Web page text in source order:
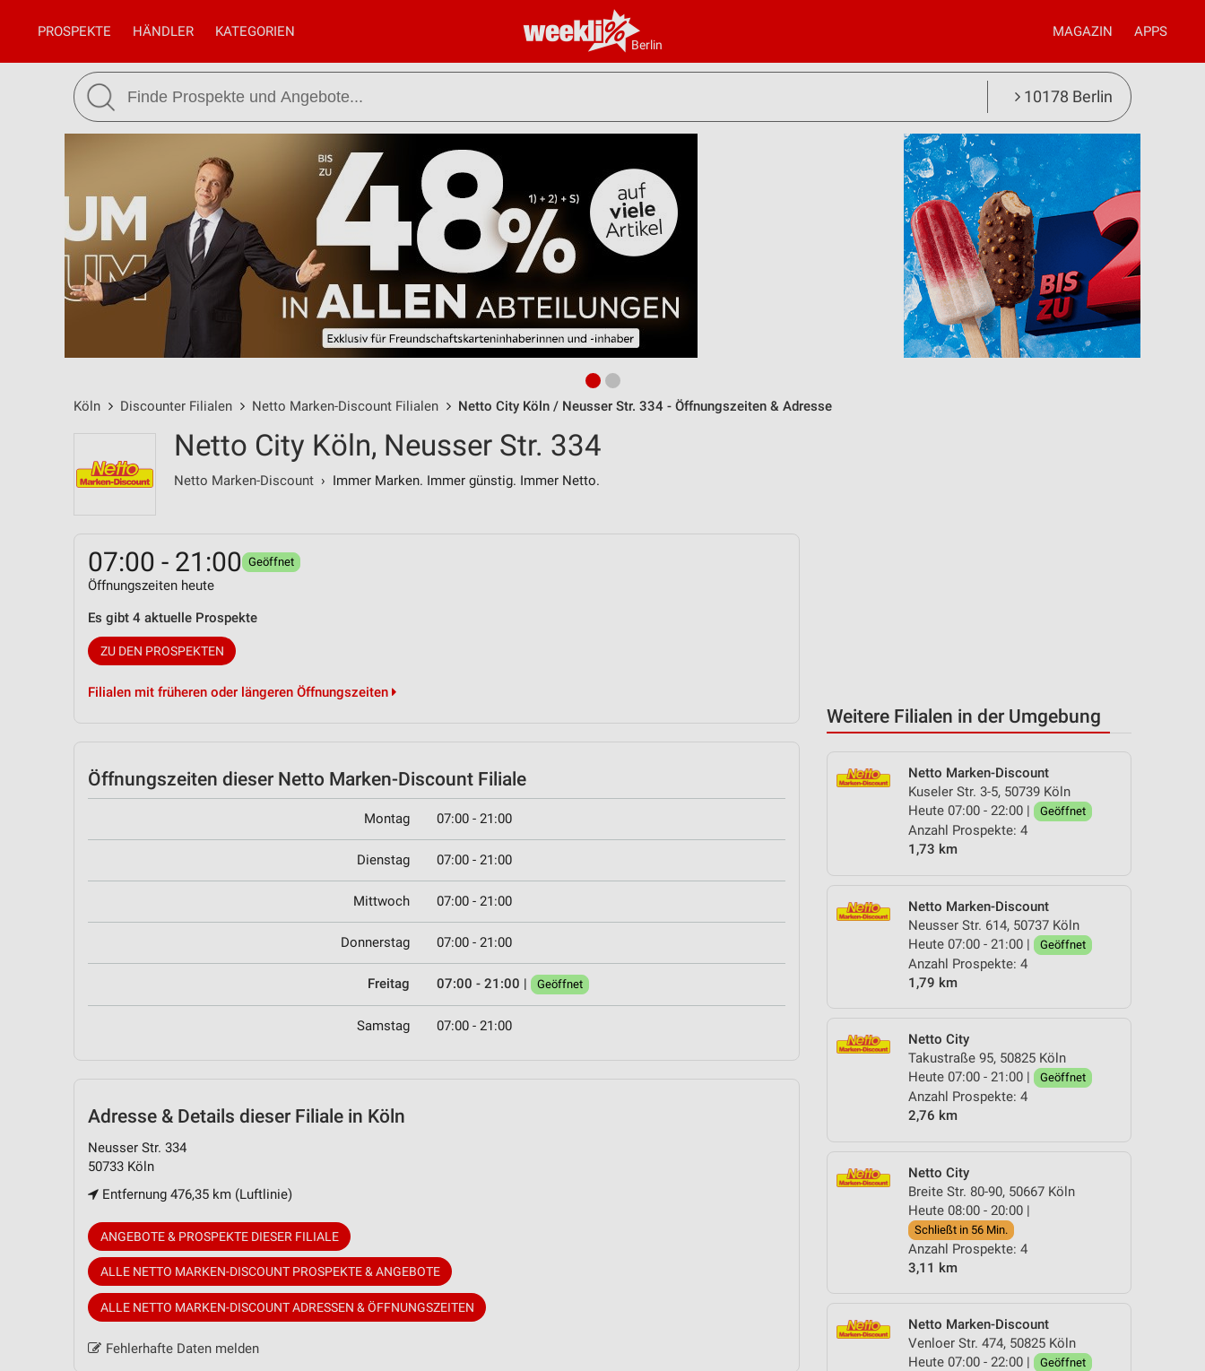
Berlin
PROSPEKTE HÄNDLER KATEGORIEN MAGAZIN APPS
10178 Berlin
Köln Discounter Filialen Netto Marken-Discount Filialen Netto City Köln / Neusser Str. 334 - Öffnungszeiten & Adresse
Weitere Filialen in der Umgebung
Netto Marken-Discount
Kuseler Str. 3-5, 50739 Köln
Heute 07:00 - 22:00 |
Geöffnet
Anzahl Prospekte: 4
1,73 km
Netto Marken-Discount
Neusser Str. 614, 50737 Köln
Heute 07:00 - 21:00 |
Geöffnet
Anzahl Prospekte: 4
1,79 km
Netto City
Takustraße 95, 50825 Köln
Heute 07:00 - 21:00 |
Geöffnet
Anzahl Prospekte: 4
2,76 km
Netto City
Breite Str. 80-90, 50667 Köln
Heute 08:00 - 20:00 |
Schließt in 56 Min.
Anzahl Prospekte: 4
3,11 km
Netto Marken-Discount
Venloer Str. 474, 50825 Köln
Heute 07:00 - 22:00 |
Geöffnet
Netto City Köln, Neusser Str. 334
Netto Marken-Discount › Immer Marken. Immer günstig. Immer Netto.
07:00 - 21:00 Geöffnet
Öffnungszeiten heute
Es gibt 4 aktuelle Prospekte
ZU DEN PROSPEKTEN
Filialen mit früheren oder längeren Öffnungszeiten
Öffnungszeiten dieser Netto Marken-Discount Filiale
Montag 07:00 - 21:00
Dienstag 07:00 - 21:00
Mittwoch 07:00 - 21:00
Donnerstag 07:00 - 21:00
Freitag 07:00 - 21:00 | Geöffnet
Samstag 07:00 - 21:00
Adresse & Details dieser Filiale in Köln
Neusser Str. 334
50733 Köln
Entfernung 476,35 km (Luftlinie)
ANGEBOTE & PROSPEKTE DIESER FILIALE
ALLE NETTO MARKEN-DISCOUNT PROSPEKTE & ANGEBOTE
ALLE NETTO MARKEN-DISCOUNT ADRESSEN & ÖFFNUNGSZEITEN
Fehlerhafte Daten melden